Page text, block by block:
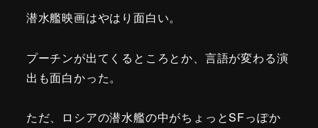
潜水艦映画はやはり面白い。
プーチンが出てくるところとか、言語が変わる演
出も面白かった。
ただ、ロシアの潜水艦の中がちょっとSFっぽか